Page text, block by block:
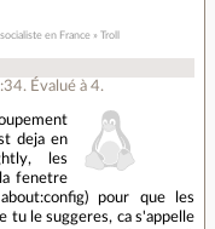
en France » Troll
. Évalué à4.
deja en
les
fenetre
pour que les
tu le suggeres, ca s'appelle